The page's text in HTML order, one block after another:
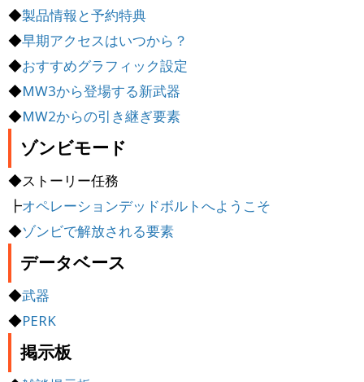
◆製品情報と予約特典
◆早期アクセスはいつから？
◆おすすめグラフィック設定
◆MW3から登場する新武器
◆MW2からの引き継ぎ要素
ゾンビモード
◆ストーリー任務
┣オペレーションデッドボルトへようこそ
◆ゾンビで解放される要素
データベース
◆武器
◆PERK
掲示板